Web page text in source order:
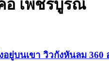
อ เพชรบูรณ์
บนเขา วิวกังหันลม 360